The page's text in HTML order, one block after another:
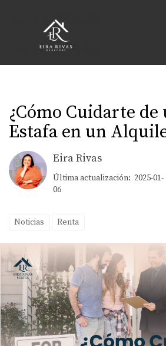
¿Cómo Cuidarte de
Estafa en un
Eira Rivas
Última actualización: 2025-01-
06
Noticias Renta